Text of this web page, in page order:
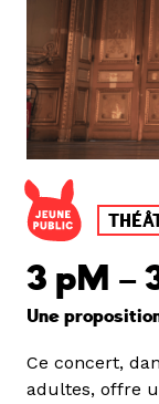
3 pM –
Une
Ce concert,
adultes, offre